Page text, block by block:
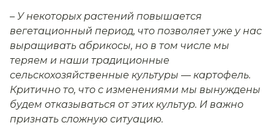
– У некоторых растений повышается
вегетационный период, что позволяет уже у нас
выращивать абрикосы, но в том числе мы
теряем и наши традиционные
сельскохозяйственные культуры — картофель.
Критично то, что с изменениями мы вынуждены
будем отказываться от этих культур. И важно
признать сложную ситуацию.